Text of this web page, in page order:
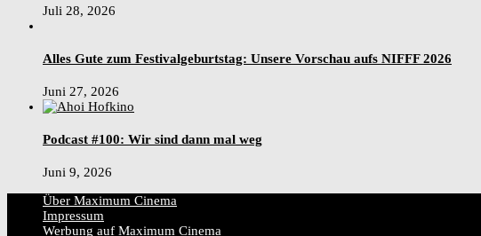
Juli 28, 2026
Alles Gute zum Festivalgeburtstag: Unsere Vorschau aufs NIFFF 2026
Juni 27, 2026
Podcast #100: Wir sind dann mal weg
Juni 9, 2026
Über Maximum Cinema
Impressum
Werbung auf Maximum Cinema